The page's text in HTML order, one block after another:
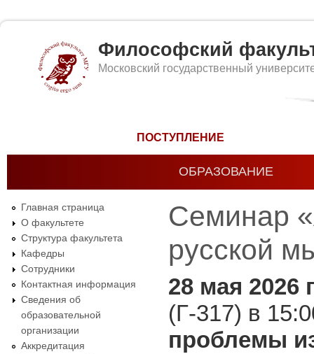
Философский
Московский государственный
ПОСТУПЛЕНИЕ
ОБРАЗОВАНИЕ
Главная страница
О факультете
Структура факультета
Кафедры
Сотрудники
Контактная информация
Сведения об
образовательной
организации
Аккредитация
Семинар
русской
28 мая 2026
(Г-317) в
проблемы